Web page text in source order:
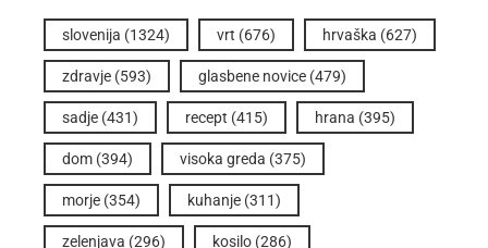
slovenija (1324) vrt (676) hrvaška (627)
zdravje (593) glasbene novice (479)
sadje (431) recept (415) hrana (395)
dom (394) visoka greda (375)
morje (354) kuhanje (311)
zelenjava (296) kosilo (286)